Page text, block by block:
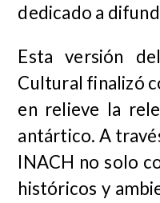
dedicado a
Esta versión
Cultural finalizó
en relieve la
antártico. A
INACH no solo
históricos y